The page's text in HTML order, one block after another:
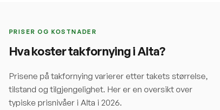
PRISER OG KOSTNADER
Hva koster takfornying iAlta?
Prisene på takfornying varierer etter takets størrelse,
tilstand og tilgjengelighet. Her er en oversikt over
typiske prisnivåer i Alta i 2026.